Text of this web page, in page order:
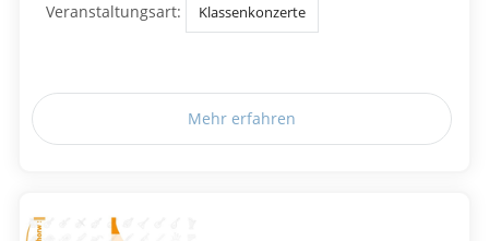
Veranstaltungsart: Klassenkonzerte
Mehr erfahren